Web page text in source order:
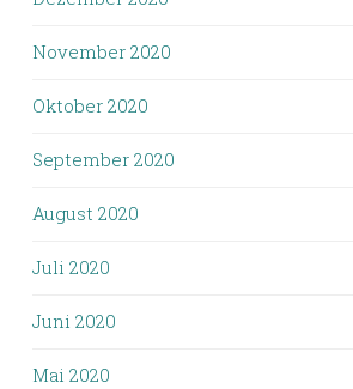
November 2020
Oktober 2020
September 2020
August 2020
Juli 2020
Juni 2020
Mai 2020